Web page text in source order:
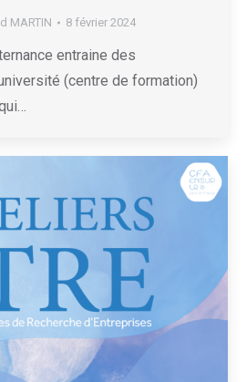
MARTIN 8 février 2024
entraine des
(centre de formation)